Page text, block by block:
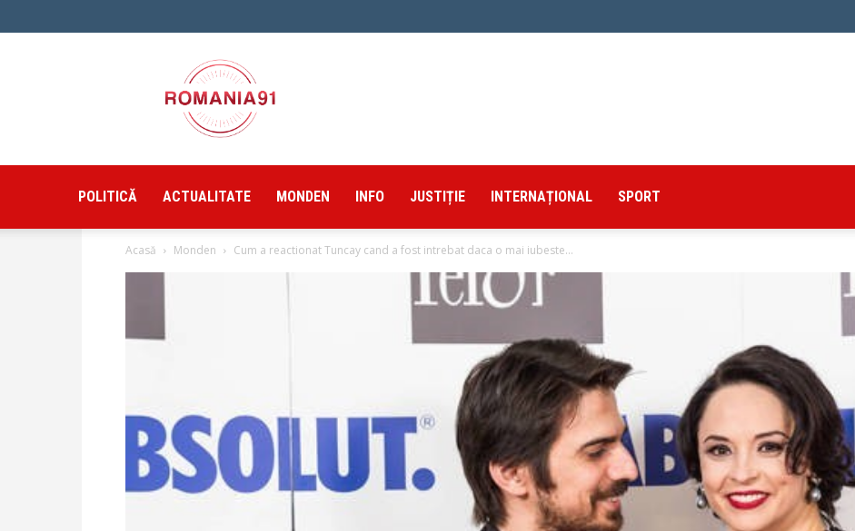
POLITICĂ ACTUALITATE MONDEN INFO JUSTIȚIE INTERNAȚIONAL SPORT
Acasă Monden Cum a reactionat Tuncay cand a fost intrebat daca o mai iubeste...